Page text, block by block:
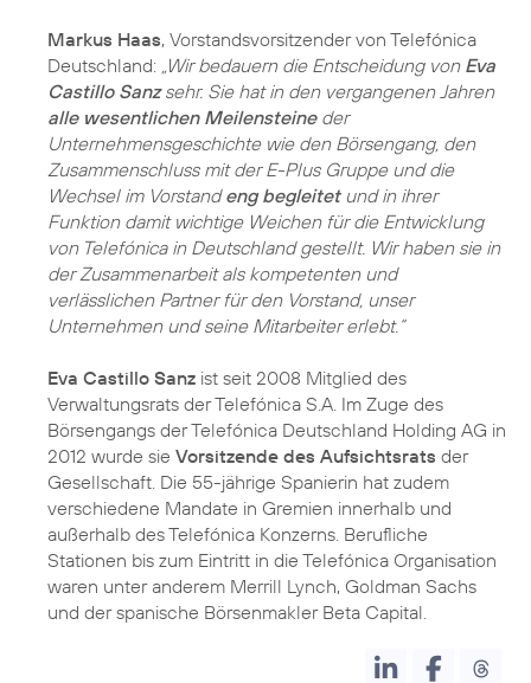
Markus Haas, Vorstandsvorsitzender von Telefónica
Deutschland: „Wir bedauern die Entscheidung von Eva
Castillo Sanzsehr. Sie hat in den vergangenen Jahren
alle wesentlichen Meilensteineder
Unternehmensgeschichte wie den Börsengang, den
Zusammenschluss mit der E-Plus Gruppe und die
Wechsel im Vorstandeng begleitetund in ihrer
Funktion damit wichtige Weichen für die Entwicklung
von Telefónica in Deutschland gestellt. Wir haben sie in
der Zusammenarbeit als kompetenten und
verlässlichen Partner für den Vorstand, unser
Unternehmen und seine Mitarbeiter erlebt.“
Eva Castillo Sanz ist seit 2008 Mitglied des
Verwaltungsrats der Telefónica S.A. Im Zuge des
Börsengangs der Telefónica Deutschland Holding AG in
2012 wurde sie Vorsitzende des Aufsichtsrats der
Gesellschaft. Die 55-jährige Spanierin hat zudem
verschiedene Mandate in Gremien innerhalb und
außerhalb des Telefónica Konzerns. Berufliche
Stationen bis zum Eintritt in die Telefónica Organisation
waren unter anderem Merrill Lynch, Goldman Sachs
und der spanische Börsenmakler Beta Capital.